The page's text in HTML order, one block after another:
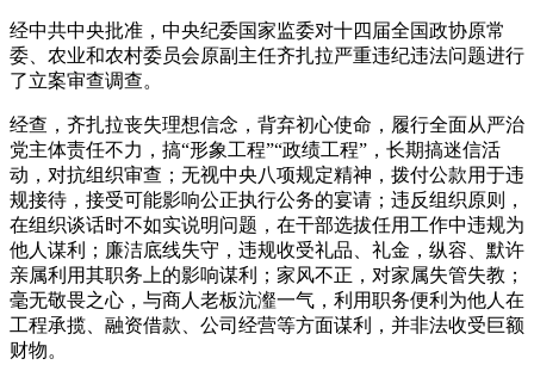
经中共中央批准，中央纪委国家监委对十四届全国政协原常
委、农业和农村委员会原副主任齐扎拉严重违纪违法问题进行
了立案审查调查。
经查，齐扎拉丧失理想信念，背弃初心使命，履行全面从严治
党主体责任不力，搞“形象工程”“政绩工程”，长期搞迷信活
动，对抗组织审查；无视中央八项规定精神，拨付公款用于违
规接待，接受可能影响公正执行公务的宴请；违反组织原则，
在组织谈话时不如实说明问题，在干部选拔任用工作中违规为
他人谋利；廉洁底线失守，违规收受礼品、礼金，纵容、默许
亲属利用其职务上的影响谋利；家风不正，对家属失管失教；
毫无敬畏之心，与商人老板沆瀣一气，利用职务便利为他人在
工程承揽、融资借款、公司经营等方面谋利，并非法收受巨额
财物。